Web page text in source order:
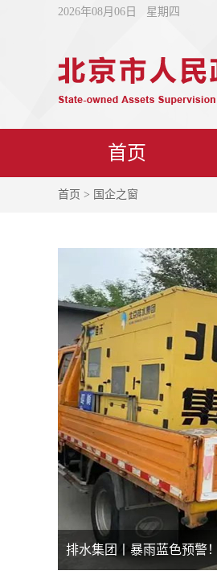
2026年08月06日 星期四
首页
首页 > 国企之窗
确保安全度汛